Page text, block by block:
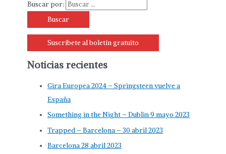
Buscar por:
Suscríbete al boletín gratuito
Noticias recientes
Gira Europea 2024 – Springsteen vuelve a
España
Something in the Night – Dublin 9 mayo 2023
Trapped – Barcelona – 30 abril 2023
Barcelona 28 abril 2023